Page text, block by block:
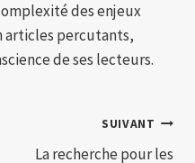
des enjeux
articles percutants,
de ses lecteurs.
SUIVANT
La recherche pour les